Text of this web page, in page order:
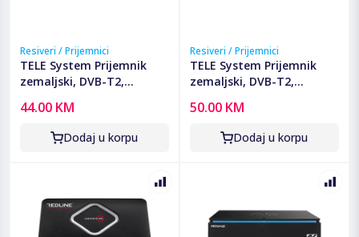
Resiveri / Prijemnici
TELE System Prijemnik
zemaljski, DVB-T2,
MINION/01
44.00 KM
Dodaj u korpu
Resiveri / Prijemnici
TELE System Prijemnik
zemaljski, DVB-T2,
TS6815 T2 HEVC
50.00 KM
Dodaj u korpu